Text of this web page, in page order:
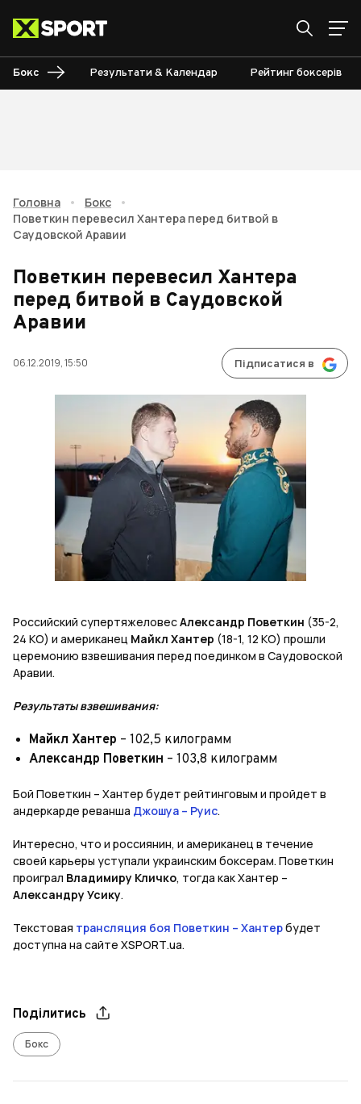
Бокс Результати & Календар Рейтинг боксерів
Головна • Бокс
•
Поветкин перевесил Хантера перед битвой в
Саудовской Аравии
Поветкин перевесил Хантера
перед битвой в Саудовской
Аравии
06.12.2019, 15:50 Підписатися в
Российский супертяжеловесАлександр Поветкин (35-2,
24 КО) и американец Майкл Хантер (18-1, 12 КО) прошли
церемонию взвешивания перед поединком в Саудовоской
Аравии.
Результаты взвешивания:
Майкл Хантер – 102,5 килограмм
Александр Поветкин – 103,8 килограмм
Бой Поветкин – Хантер будет рейтинговым и пройдет в
андеркарде реванша Джошуа – Руис.
Интересно, что и россиянин, и американец в течение
своей карьеры уступали украинским боксерам. Поветкин
проиграл Владимиру Кличко, тогда как Хантер –
Александру Усику.
Текстовая трансляция боя Поветкин – Хантербудет
доступна на сайте XSPORT.ua.
Поділитись
Бокс